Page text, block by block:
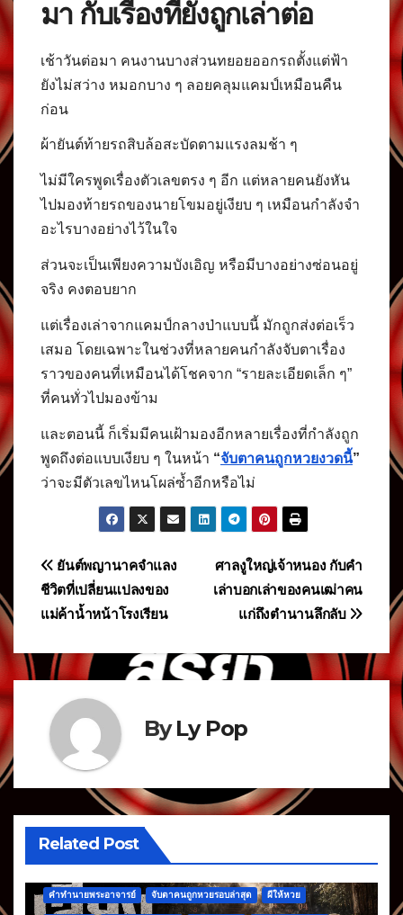
มา กับเรื่องที่ยังถูกเล่าต่อ
เช้าวันต่อมา คนงานบางส่วนทยอยออกรถตั้งแต่ฟ้า
ยังไม่สว่าง หมอกบาง ๆ ลอยคลุมแคมป์เหมือนคืน
ก่อน
ผ้ายันต์ท้ายรถสิบล้อสะบัดตามแรงลมช้า ๆ
ไม่มีใครพูดเรื่องตัวเลขตรง ๆ อีก แต่หลายคนยังหัน
ไปมองท้ายรถของนายโขมอยู่เงียบ ๆ เหมือนกำลังจำ
อะไรบางอย่างไว้ในใจ
ส่วนจะเป็นเพียงความบังเอิญ หรือมีบางอย่างซ่อนอยู่
จริง คงตอบยาก
แต่เรื่องเล่าจากแคมป์กลางป่าแบบนี้ มักถูกส่งต่อเร็ว
เสมอ โดยเฉพาะในช่วงที่หลายคนกำลังจับตาเรื่อง
ราวของคนที่เหมือนได้โชคจาก “รายละเอียดเล็ก ๆ”
ที่คนทั่วไปมองข้าม
และตอนนี้ ก็เริ่มมีคนเฝ้ามองอีกหลายเรื่องที่กำลังถูก
พูดถึงต่อแบบเงียบ ๆ ในหน้า “จับตาคนถูกหวยงวดนี้”
ว่าจะมีตัวเลขไหนโผล่ซ้ำอีกหรือไม่
แนะแนว
เรื่อง
ศาลงูใหญ่เจ้าหนอง กับคำ
เล่าบอกเล่าของคนเฒ่าคน
แก่ถึงตำนานลึกลับ
ยันต์พญานาคจำแลง
ชีวิตที่เปลี่ยนแปลงของ
แม่ค้าน้ำหน้าโรงเรียน
ByLy Pop
Related Post
คำทำนายพระอาจารย์ จับตาคนถูกหวยรอบล่าสุด ผีให้หวย